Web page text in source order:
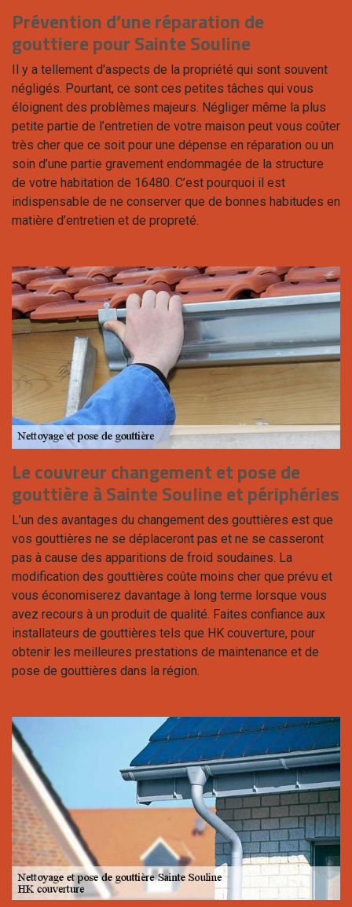
Prévention d’une réparation de
gouttiere pour Sainte Souline
Il y a tellement d'aspects de la propriété qui sont souvent
négligés. Pourtant, ce sont ces petites tâches qui vous
éloignent des problèmes majeurs. Négliger même la plus
petite partie de l’entretien de votre maison peut vous coûter
très cher que ce soit pour une dépense en réparation ou un
soin d’une partie gravement endommagée de la structure
de votre habitation de 16480. C’est pourquoi il est
indispensable de ne conserver que de bonnes habitudes en
matière d’entretien et de propreté.
Le couvreur changement et pose de
gouttière à Sainte Souline et périphéries
L’un des avantages du changement des gouttières est que
vos gouttières ne se déplaceront pas et ne se casseront
pas à cause des apparitions de froid soudaines. La
modification des gouttières coûte moins cher que prévu et
vous économiserez davantage à long terme lorsque vous
avez recours à un produit de qualité. Faites confiance aux
installateurs de gouttières tels que HK couverture, pour
obtenir les meilleures prestations de maintenance et de
pose de gouttières dans la région.